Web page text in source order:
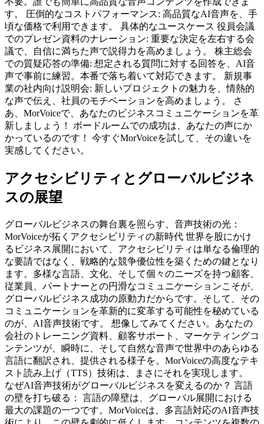
す。 圧倒的なコストパフォーマンス: 高品質なAI音声を、手
頃な価格で利用できます。 具体的なユースケース 役員会議
でのプレゼン資料のナレーション: 重要な決定を左右する会
議で、自信に満ちた声で説得力を高めましょう。 株主総会
での質疑応答の準備: 想定される質問に対する回答を、AI音
声で事前に練習。本番で落ち着いて対応できます。 新規事
業の社内向け説明会: 新しいプロジェクトの魅力を、情熱的
な声で伝え、社員のモチベーションを高めましょう。 さ
あ、MorVoiceで、あなたのビジネスコミュニケーションを革
新しましょう！ ボードルームでの成功は、あなたの声にか
かっているのです！ 今すぐMorVoiceを試して、その違いを
実感してください。
アクセシビリティとグローバルビジネ
スの展望
グローバルビジネスの舞台裏を照らす、音声技術の光：
MorVoiceが拓くアクセシビリティの新時代 世界を股にかけ
るビジネス展開において、アクセシビリティは単なる倫理的
な要請ではなく、戦略的な競争優位性を築くための鍵となり
ます。多様な言語、文化、そして個々のニーズを持つ顧客、
従業員、パートナーとの円滑なコミュニケーションこそが、
グローバルビジネス成功の原動力だからです。そして、その
コミュニケーションを革新的に変革する可能性を秘めている
のが、AI音声技術です。 想像してみてください。あなたの
会社のトレーニング資料、顧客サポート、マーケティングコ
ンテンツが、瞬時に、そして自然な音声で世界中のあらゆる
言語に翻訳され、提供される様子を。MorVoiceの高度なテキ
スト読み上げ（TTS）技術は、まさにそれを実現します。
なぜAI音声技術がグローバルビジネスを変えるのか？ 言語
の壁を打ち破る： 言語の障壁は、グローバル展開における
最大の課題の一つです。MorVoiceは、多言語対応のAI音声技